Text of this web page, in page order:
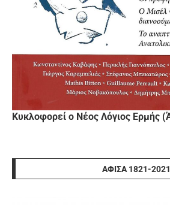
Κυκλοφορεί ο Νέος Λόγιος Ερμής
ΑΦΊΣΑ 1821-2021